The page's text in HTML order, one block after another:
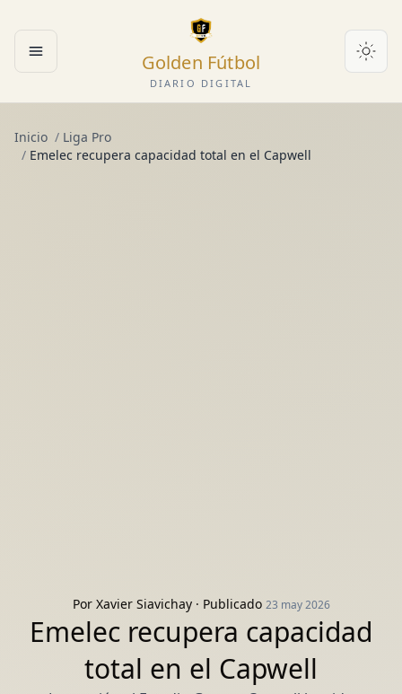
Abrir menú Golden Fútbol
DIARIO DIGITAL
Inicio / Liga Pro
/ Emelec recupera capacidad total en el Capwell
Por Xavier Siavichay· Publicado 23 may 2026
Emelec recupera capacidad
total en el Capwell